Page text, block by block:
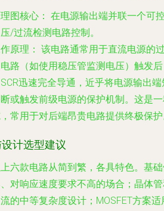
图核心： 在电源输出端并联一个可
/过流检测电路控制。
原理： 该电路通常用于直流电源的
路（如使用稳压管监测电压）触发
迅速完全导通，近乎将电源输出
或触发前级电源的保护机制。这是
常用于对后端昂贵电路提供终极保护
计选型建议
六款电路从简到繁，各具特色。基
对响应速度要求不高的场合；晶体
的中等复杂度设计；MOSFET方案